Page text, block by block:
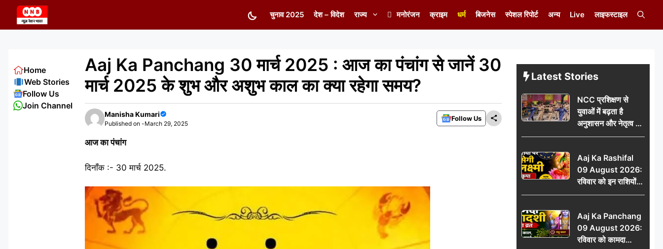
content
चुनाव 2025 देश – विदेश राज्य मनोरंजन क्राइम धर्म बिजनेस स्पेशल रिपोर्ट अन्य Live लाइफस्टाइल
Aaj Ka Panchang 30 मार्च 2025 : आज का पंचांग से जानें 30
मार्च 2025 के शुभ और अशुभ काल का क्या रहेगा समय?
Manisha Kumari
Published on -March 29, 2025
Follow Us
आज का पंचांग
दिनाँक :- 30 मार्च 2025.
Home
Web Stories
Follow Us
Join Channel
Latest Stories
NCC प्रशिक्षण से
युवाओं में बढ़ता है
अनुशासन और नेतृत्व का
गुण: डॉ. जी.एन. खान
Aaj Ka Rashifal
09 August 2026:
रविवार को इन राशियों
पर बरसेगी मां लक्ष्मी की
योग
Aaj Ka Panchang
09 August 2026:
रविवार को कामदा